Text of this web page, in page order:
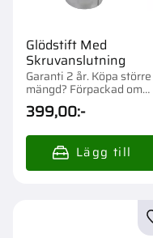
Glödstift Med
Skruvanslutning
Garanti 2 år. Köpa större
mängd? Förpackad om
1/25 st.
399,00:-